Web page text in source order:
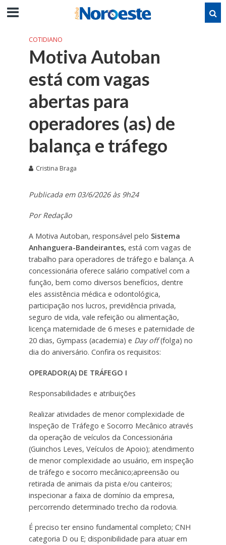
COTIDIANO
Motiva Autoban
está com vagas
abertas para
operadores (as) de
balança e tráfego
Cristina Braga
Publicada em 03/6/2026 às 9h24
Por Redação
A Motiva Autoban, responsável pelo Sistema
Anhanguera-Bandeirantes, está com vagas de
trabalho para operadores de tráfego e balança. A
concessionária oferece salário compatível com a
função, bem como diversos benefícios, dentre
eles assistência médica e odontológica,
participação nos lucros, previdência privada,
seguro de vida, vale refeição ou alimentação,
licença maternidade de 6 meses e paternidade de
20 dias, Gympass (academia) e Day off(folga) no
dia do aniversário. Confira os requisitos:
OPERADOR(A) DE TRÁFEGO I
Responsabilidades e atribuições
Realizar atividades de menor complexidade de
Inspeção de Tráfego e Socorro Mecânico através
da operação de veículos da Concessionária
(Guinchos Leves, Veículos de Apoio); atendimento
de menor complexidade ao usuário, em inspeção
de tráfego e socorro mecânico;apreensão ou
retirada de animais da pista e/ou canteiros;
inspecionar a faixa de domínio da empresa,
percorrendo determinado trecho da rodovia.
É preciso ter ensino fundamental completo; CNH
categoria D ou E; disponibilidade para atuar em